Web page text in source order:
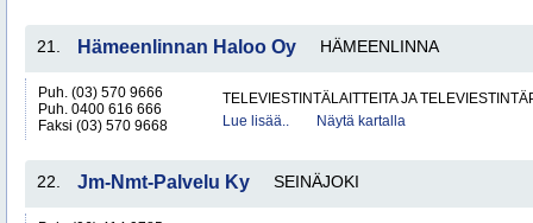
21. Hämeenlinnan Haloo Oy HÄMEENLINNA
Puh. (03) 570 9666
Puh. 0400 616 666
Faksi (03) 570 9668
TELEVIESTINTÄLAITTEITA JA
Lue lisää..
Näytä kartalla
22. Jm-Nmt-Palvelu Ky SEINÄJOKI